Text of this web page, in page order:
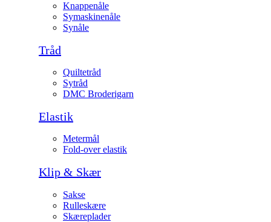
Knappenåle
Symaskinenåle
Synåle
Tråd
Quiltetråd
Sytråd
DMC Broderigarn
Elastik
Metermål
Fold-over elastik
Klip & Skær
Sakse
Rulleskære
Skæreplader